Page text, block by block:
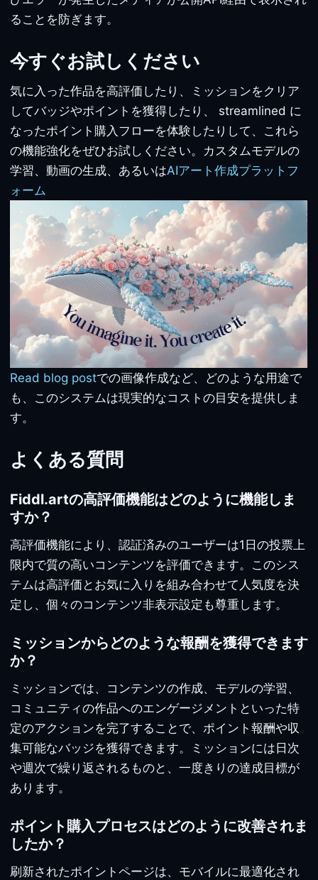
ることを防ぎます。
今すぐお試しください
気に入った作品を高評価したり、ミッションをクリア
してバッジやポイントを獲得したり、 streamlined に
なったポイント購入フローを体験したりして、これら
の機能強化をぜひお試しください。カスタムモデルの
学習、動画の生成、あるいはAIアート作成プラットフ
ォーム
Read blog postでの画像作成など、どのような用途で
も、このシステムは現実的なコストの目安を提供しま
す。
よくある質問
Fiddl.artの高評価機能はどのように機能しま
すか？
高評価機能により、認証済みのユーザーは1日の投票上
限内で質の高いコンテンツを評価できます。このシス
テムは高評価とお気に入りを組み合わせて人気度を決
定し、個々のコンテンツ非表示設定も尊重します。
ミッションからどのような報酬を獲得できます
か？
ミッションでは、コンテンツの作成、モデルの学習、
コミュニティの作品へのエンゲージメントといった特
定のアクションを完了することで、ポイント報酬や収
集可能なバッジを獲得できます。ミッションには日次
や週次で繰り返されるものと、一度きりの達成目標が
あります。
ポイント購入プロセスはどのように改善されま
したか？
刷新されたポイントページは、モバイルに最適化され